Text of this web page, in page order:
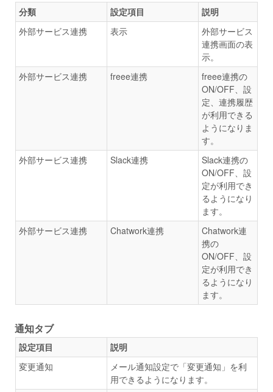
分類 設定項目
説明
外部サービス連携
表示
外部サービス
連携画面の表
示。
外部サービス連携
freee連携
freee連携の
ON/OFF、設
定、連携履歴
が利用できる
ようになりま
す。
外部サービス連携
Slack連携
Slack連携の
ON/OFF、設
定が利用でき
るようになり
ます。
外部サービス連携
Chatwork連携
Chatwork連
携の
ON/OFF、設
定が利用でき
るようになり
ます。
通知タブ
設定項目
説明
変更通知
メール通知設定で「変更通知」を利
用できるようになります。